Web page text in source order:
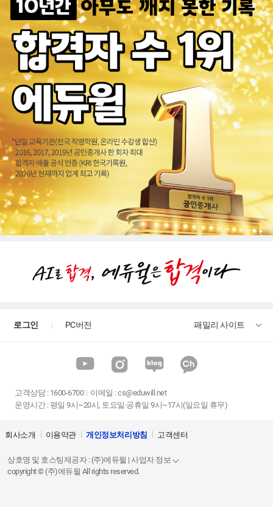
틀을 잡아주시고 내용을 설명해주시어 이해가 잘됩니다^^
군무원 뿐만 아니라 다른 직렬의 문제까지 체크할 수 있어서 학습의 퀄리티...
설명도 잘 해주시고 이해하기 쉬워요
많은 예를 이용해서 이해를 도와주십니다.
여태까지 경영학강의중 젤낫네요
경영학교수님 체계적으로 핵심포인트 내용정리 잘해주십니다. 감사합니다.
로그인 PC버전 패밀리 사이트
고객상담: 1600-6700 이메일 :cs@eduwill.net
운영시간 : 평일 9시~20시, 토요일·공휴일 9시~17시(일요일 휴무)
회사소개 이용약관 개인정보처리방침 고객센터
상호명 및 호스팅제공자 : (주)에듀윌 | 사업자 정보
copyright © (주)에듀윌 All rights reserved.